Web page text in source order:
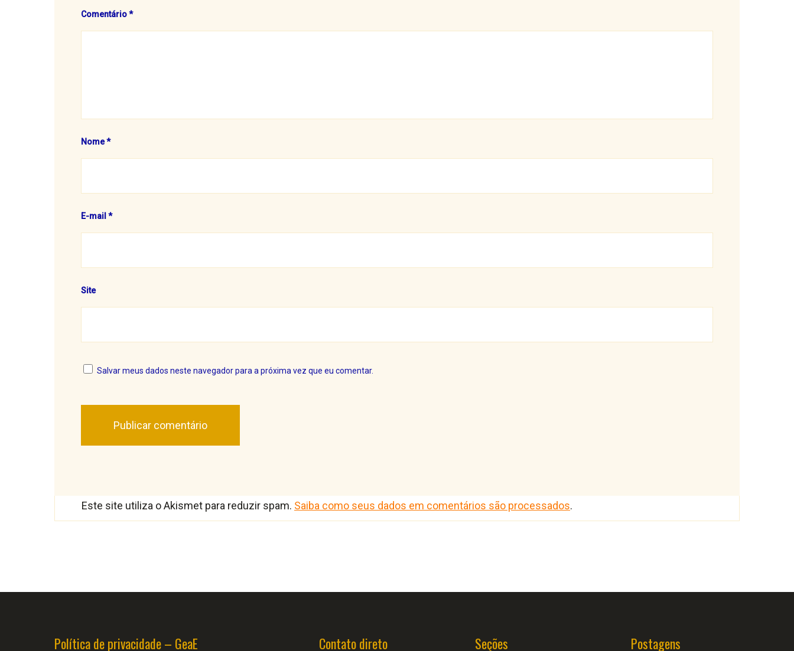
Comentário*
Nome*
E-mail *
Site
Salvar meus dados neste navegador para a próxima vez que eu comentar.
Este site utiliza o Akismet para reduzir spam. Saiba como seus dados em comentários são processados.
Política de privacidade – GeaE Contato direto Seções Postagens